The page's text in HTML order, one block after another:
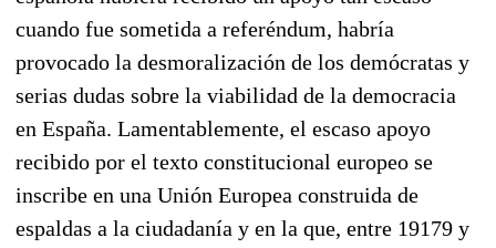
cuando fue sometida a referéndum, habría
provocado la desmoralización de los demócratas y
serias dudas sobre la viabilidad de la democracia
en España. Lamentablemente, el escaso apoyo
recibido por el texto constitucional europeo se
inscribe en una Unión Europea construida de
espaldas a la ciudadanía y en la que, entre 19179 y